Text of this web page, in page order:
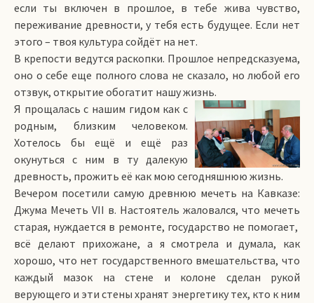
если ты включен в прошлое, в тебе жива чувство,
переживание древности, у тебя есть будущее. Если нет
этого – твоя культура сойдёт на нет.
В крепости ведутся раскопки. Прошлое непредсказуема,
оно о себе еще полного слова не сказало, но любой его
отзвук, открытие обогатит нашу жизнь.
Я прощалась с нашим гидом как с
родным, близким человеком.
Хотелось бы ещё и ещё раз
окунуться с ним в ту далекую
древность, прожить её как мою сегодняшнюю жизнь.
Вечером посетили самую древнюю мечеть на Кавказе:
Джума Мечеть VII в. Настоятель жаловался, что мечеть
старая, нуждается в ремонте, государство не помогает,
всё делают прихожане, а я смотрела и думала, как
хорошо, что нет государственного вмешательства, что
каждый мазок на стене и колоне сделан рукой
верующего и эти стены хранят энергетику тех, кто к ним